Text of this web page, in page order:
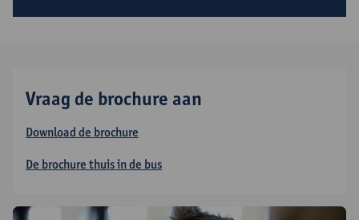
Vraag de brochure aan
Download de brochure
De brochure thuis in de bus